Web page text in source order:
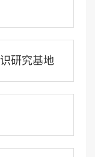
研究基地